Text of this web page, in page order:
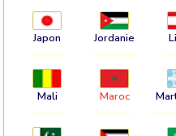
Japon Jordanie
Mali Maroc